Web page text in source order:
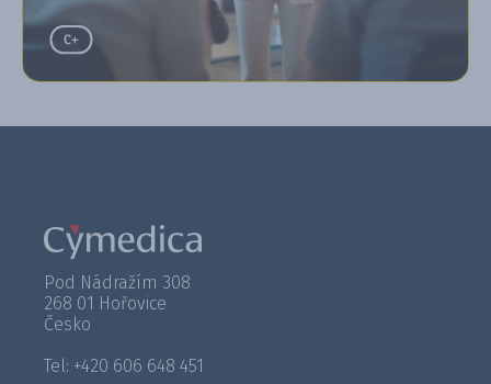
Pod Nádražím 308
268 01 Hořovice
Česko
Tel: +420 606 648 451